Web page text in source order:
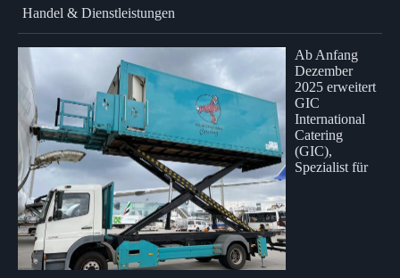
Handel & Dienstleistungen
Ab Anfang
Dezember
2025 erweitert
GIC
International
Catering
(GIC),
Spezialist für